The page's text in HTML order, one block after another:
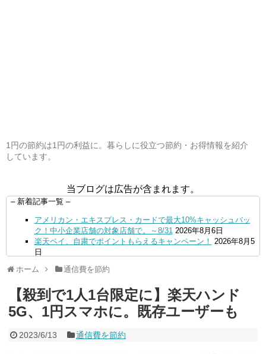
1円の節約は1円の利益に。暮らしに役立つ節約・お得情報を紹介
しています。
当ブログは広告が含まれます。
– 新着記事一覧 –
アメリカン・エキスプレス・カードで最大10%キャッシュバッ
ク！中小企業店舗の対象店舗で。～8/31 2026年8月6日
楽天ペイ、自粛でポイントもらえるキャンペーン！ 2026年8月5
日
元！
2026年8月5日
ードチャージすると5%還元に！ 2026年8月4日
PayPayで500ptもらえる！対象地銀の口座追加などの条件達成
で。9/30まで
2026年8月4日
ント最大10％還元！さらにVカードクーポンも併用可
ホーム 通信費を節約
【殺到で1人1台限定に】楽天ハンド
5G、1円スマホに。既存ユーザーも
2023/6/13 通信費を節約